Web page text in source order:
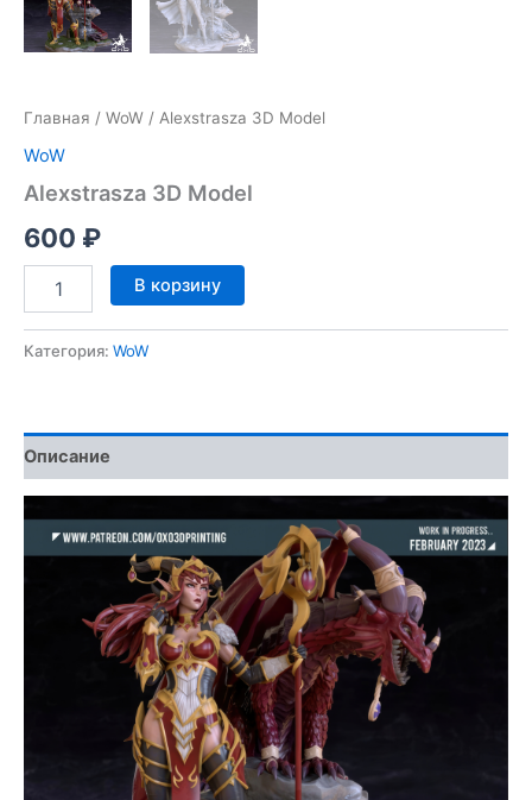
Главная / WoW / Alexstrasza 3D Model
WoW
Alexstrasza 3D Model
600 ₽
Количество
товара
3D
В корзину
Категория: WoW
Описание